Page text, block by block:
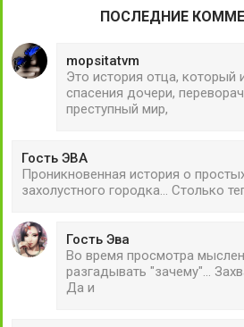
ПОСЛЕДНИЕ
mopsitatvm
Это история отца, который
спасения дочери,
преступный мир,
Гость ЭВА
Проникновенная история о
захолустного городка... Столько
Гость Эва
Во время просмотра
разгадывать "зачему"...
Да и